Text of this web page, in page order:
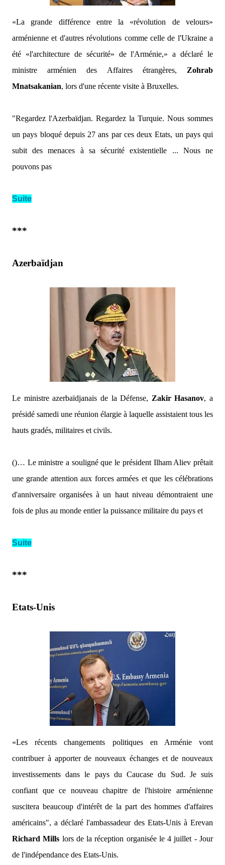
«La grande différence entre la «révolution de velours»
arménienne et d'autres révolutions comme celle de l'Ukraine a
été «l'architecture de sécurité» de l'Arménie,» a déclaré le
ministre arménien des Affaires étrangères, Zohrab
Mnatsakanian, lors d'une récente visite à Bruxelles.
"Regardez l'Azerbaïdjan. Regardez la Turquie. Nous sommes
un pays bloqué depuis 27 ans par ces deux Etats, un pays qui
subit des menaces à sa sécurité existentielle ... Nous ne
pouvons pas
Suite
***
Azerbaïdjan
Le ministre azerbaïdjanais de la Défense, Zakir Hasanov, a
présidé samedi une réunion élargie à laquelle assistaient tous les
hauts gradés, militaires et civils.
()… Le ministre a souligné que le président Ilham Aliev prêtait
une grande attention aux forces armées et que les célébrations
d'anniversaire organisées à un haut niveau démontraient une
fois de plus au monde entier la puissance militaire du pays et
Suite
***
Etats-Unis
«Les récents changements politiques en Arménie vont
contribuer à apporter de nouveaux échanges et de nouveaux
investissements dans le pays du Caucase du Sud. Je suis
confiant que ce nouveau chapitre de l'histoire arménienne
suscitera beaucoup d'intérêt de la part des hommes d'affaires
américains", a déclaré l'ambassadeur des Etats-Unis à Erevan
Richard Mills lors de la réception organisée le 4 juillet - Jour
de l'indépendance des Etats-Unis.